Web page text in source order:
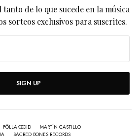
de lo que sucede en la música
sorteos exclusivos para suscrites.
SIGN UP
FÖLLAKZOID
MARTÍN CASTILLO
SACRED BONES RECORDS